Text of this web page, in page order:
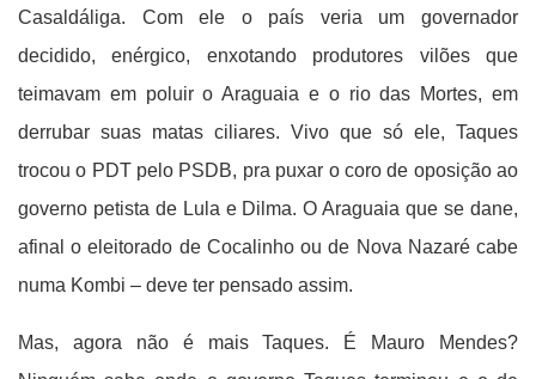
Casaldáliga. Com ele o país veria um governador
decidido, enérgico, enxotando produtores vilões que
teimavam em poluir o Araguaia e o rio das Mortes, em
derrubar suas matas ciliares. Vivo que só ele, Taques
trocou o PDT pelo PSDB, pra puxar o coro de oposição ao
governo petista de Lula e Dilma. O Araguaia que se dane,
afinal o eleitorado de Cocalinho ou de Nova Nazaré cabe
numa Kombi – deve ter pensado assim.
Mas, agora não é mais Taques. É Mauro Mendes?